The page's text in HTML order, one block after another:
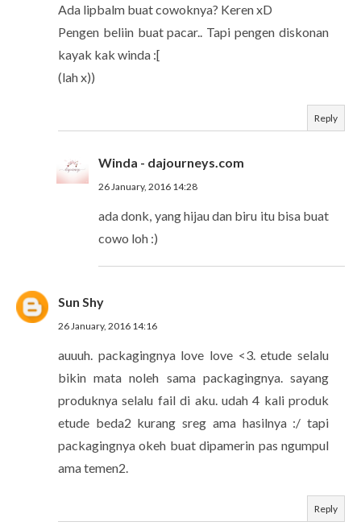
Ada lipbalm buat cowoknya? Keren xD
Pengen beliin buat pacar.. Tapi pengen diskonan
kayak kak winda :[
(lah x))
Reply
Winda - dajourneys.com
26 January, 2016 14:28
ada donk, yang hijau dan biru itu bisa buat
cowo loh :)
Sun Shy
26 January, 2016 14:16
auuuh. packagingnya love love <3. etude selalu
bikin mata noleh sama packagingnya. sayang
produknya selalu fail di aku. udah 4 kali produk
etude beda2 kurang sreg ama hasilnya :/ tapi
packagingnya okeh buat dipamerin pas ngumpul
ama temen2.
Reply